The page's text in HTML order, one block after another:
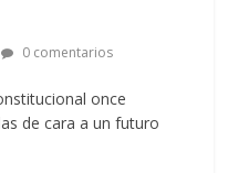
0 comentarios
once
de cara a un futuro